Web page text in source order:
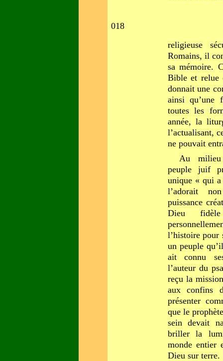
018
religieuse
Romains, il
sa mémoire.
Bible et relue
donnait une
ainsi qu’une
toutes les
année, la
l’actualisant,
ne pouvait
Au
peuple juif
unique « qui
l’adorait
puissance
Dieu
l’histoire pour
un peuple
ait connu
l’auteur du
reçu la
aux confins
présenter
que le
sein devait
briller la
monde entier
Dieu sur terre.